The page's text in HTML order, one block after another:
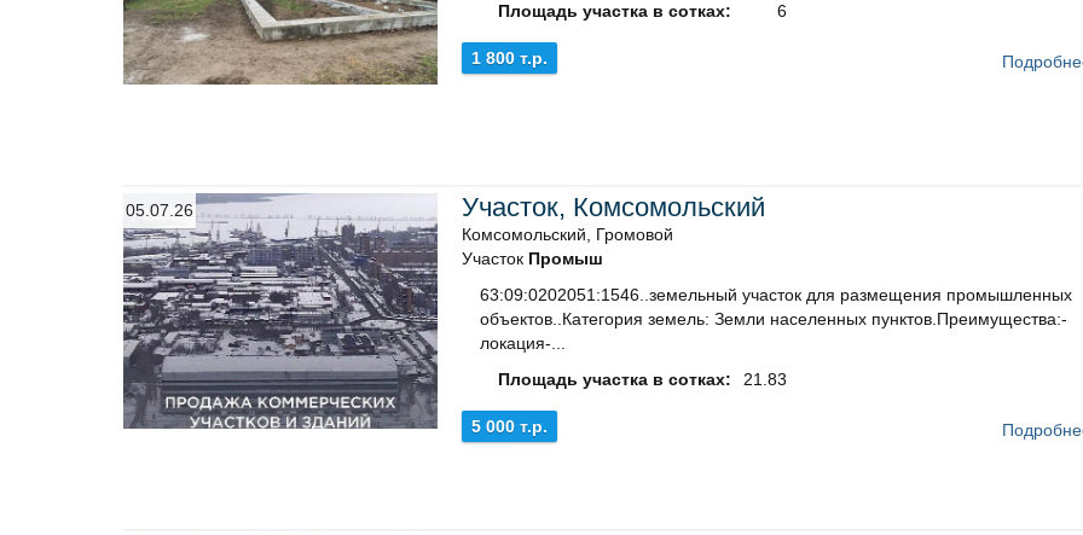
Площадь участка в сотках:
6
1 800 т.р.
05.07.26 Участок, Комсомольский
Комсомольский, Громовой
Участок Промыш
63:09:0202051:1546..земельный участок для размещения промышленных
объектов..Категория земель: Земли населенных пунктов.Преимущества:-
локация-...
Площадь участка в сотках:
21.83
5 000 т.р.